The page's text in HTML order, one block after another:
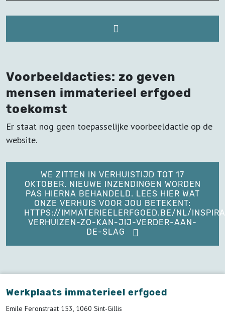
Voorbeeldacties: zo geven
mensen immaterieel erfgoed
toekomst
Er staat nog geen toepasselijke voorbeeldactie op de
website.
WE ZITTEN IN VERHUISTIJD TOT 17
OKTOBER. NIEUWE INZENDINGEN WORDEN
PAS HIERNA BEHANDELD. LEES HIER WAT
ONZE VERHUIS VOOR JOU BETEKENT:
HTTPS://IMMATERIEELERFGOED.BE/NL/
VERHUIZEN-ZO-KAN-JIJ-VERDER-AAN-
DE-SLAG
Werkplaats immaterieel erfgoed
Emile Feronstraat 153, 1060 Sint-Gillis